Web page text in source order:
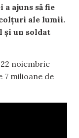
ajuns să fie
ale lumii.
și un soldat
22 noiembrie
7 milioane de